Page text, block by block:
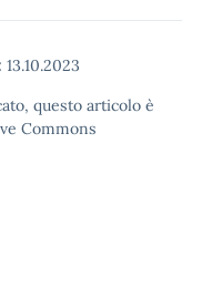
13.10.2023
questo articolo è
Commons